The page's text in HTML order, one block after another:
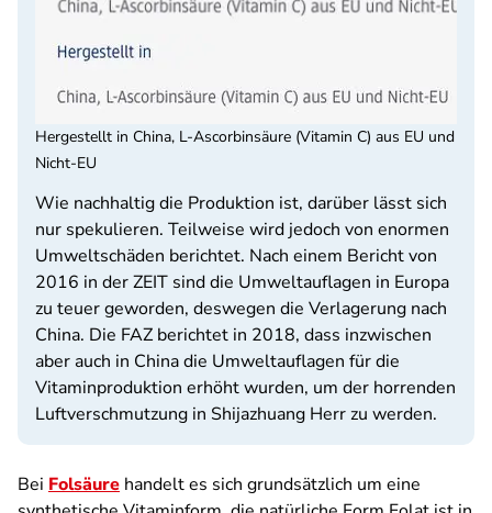
Hergestellt in China, L-Ascorbinsäure (Vitamin C) aus EU und
Nicht-EU
Wie nachhaltig die Produktion ist, darüber lässt sich
nur spekulieren. Teilweise wird jedoch von enormen
Umweltschäden berichtet. Nach einem Bericht von
2016 in der ZEIT sind die Umweltauflagen in Europa
zu teuer geworden, deswegen die Verlagerung nach
China. Die FAZ berichtet in 2018, dass inzwischen
aber auch in China die Umweltauflagen für die
Vitaminproduktion erhöht wurden, um der horrenden
Luftverschmutzung in Shijazhuang Herr zu werden.
Bei Folsäure handelt es sich grundsätzlich um eine